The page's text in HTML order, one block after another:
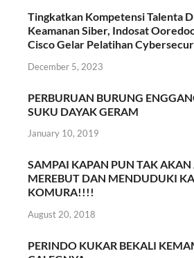
Tingkatkan Kompetensi Talenta
Keamanan Siber, Indosat
Cisco Gelar Pelatihan
December 5, 2023
PERBURUAN BURUNG
SUKU DAYAK GERAM
January 10, 2019
SAMPAI KAPAN PUN TAK AKAN
MEREBUT DAN MENDUDUKI
KOMURA!!!!
August 20, 2018
PERINDO KUKAR BEKALI